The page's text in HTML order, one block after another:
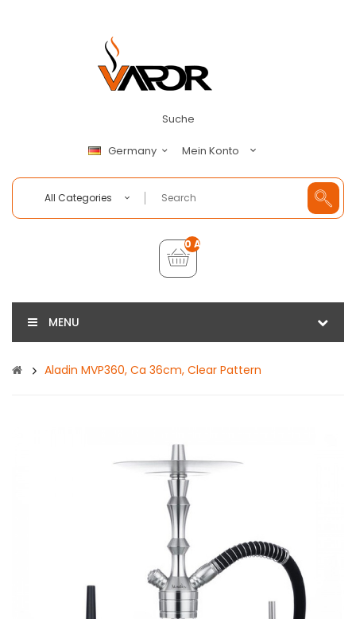
Suche
Germany Mein Konto
All Categories
0 Artikel - €0,00
MENU
Aladin MVP360, Ca 36cm, Clear Pattern